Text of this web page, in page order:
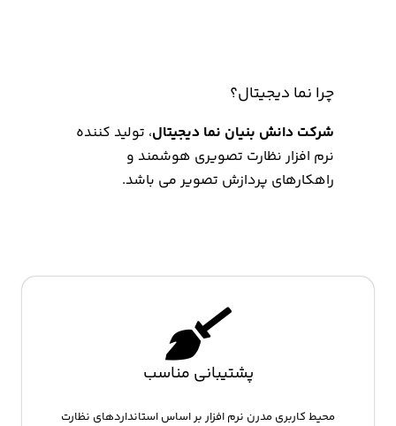
چرا نما دیجیتال؟
شرکت دانش بنیان نما دیجیتال، تولید کننده
نرم افزار نظارت تصویری هوشمند و
راهکارهای پردازش تصویر می باشد.
پشتیبانی مناسب
محیط کاربری مدرن نرم افزار بر اساس استانداردهای نظارت